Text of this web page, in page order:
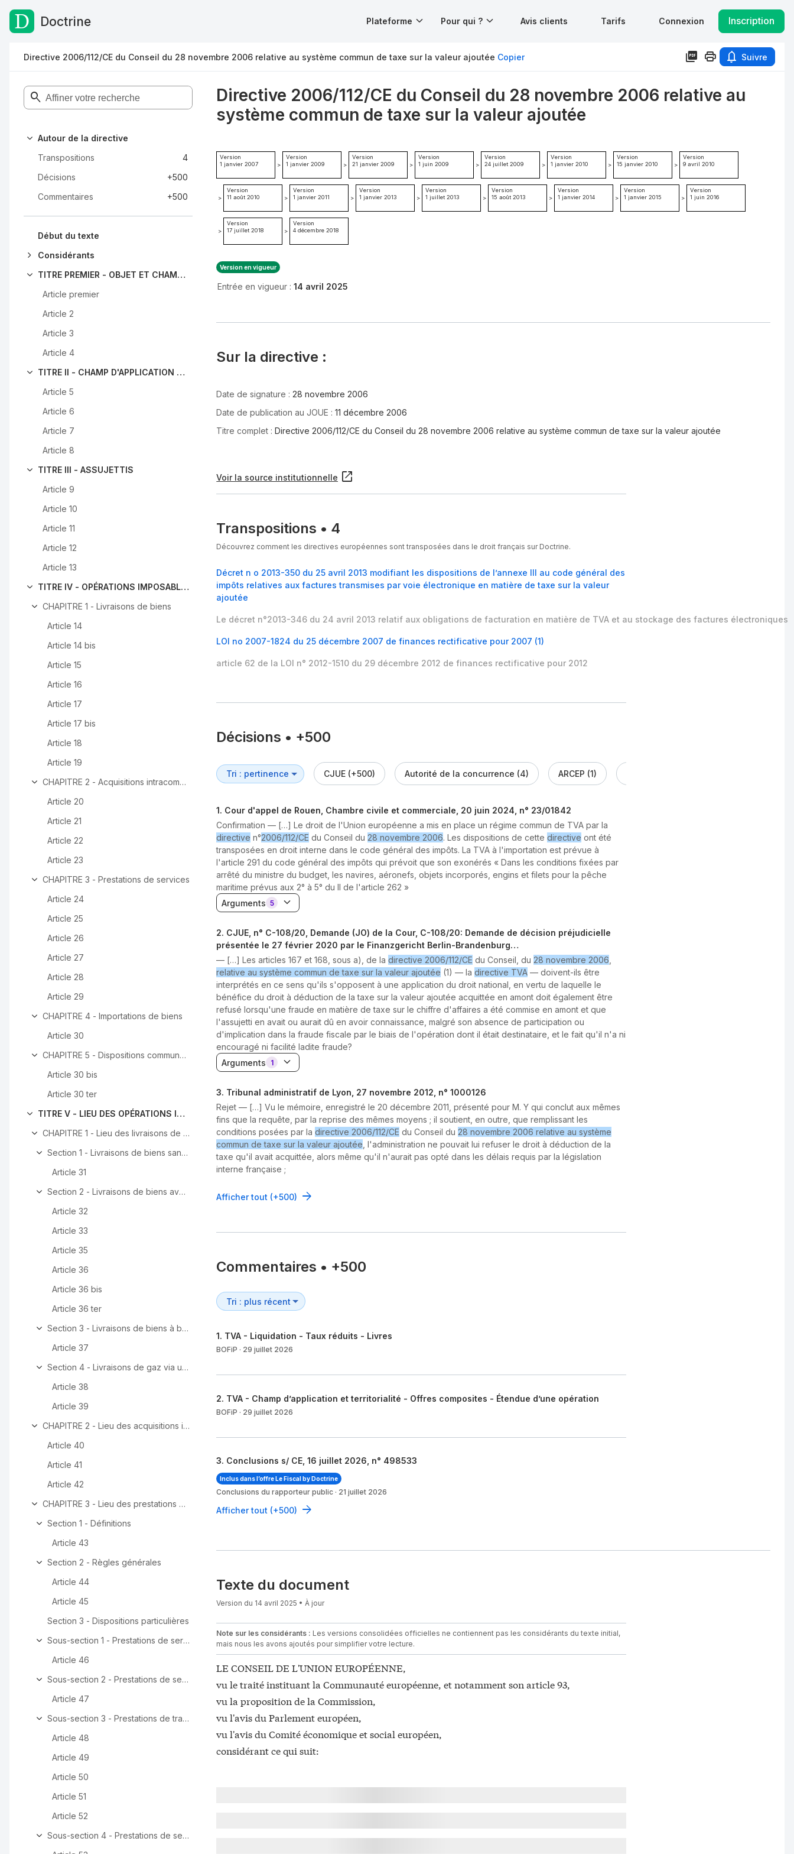
Passer au contenu
Doctrine Plateforme Pour qui ? Avis clients Tarifs Connexion Inscription
Directive 2006/112/CE du Conseil du 28 novembre 2006 relative au système commun de taxe sur la valeur ajoutée Copier Suivre
Autour de la directive
Transpositions
4
Décisions
+500
Commentaires
+500
Début du texte
Considérants
TITRE PREMIER - OBJET ET CHAMP D'APPLICATION
Article premier
Article 2
Article 3
Article 4
TITRE II - CHAMP D'APPLICATION TERRITORIAL
Article 5
Article 6
Article 7
Article 8
TITRE III - ASSUJETTIS
Article 9
Article 10
Article 11
Article 12
Article 13
TITRE IV - OPÉRATIONS IMPOSABLES
CHAPITRE 1 - Livraisons de biens
Article 14
Article 14 bis
Article 15
Article 16
Article 17
Article 17 bis
Article 18
Article 19
CHAPITRE 2 - Acquisitions intracommunautaires de biens
Article 20
Article 21
Article 22
Article 23
CHAPITRE 3 - Prestations de services
Article 24
Article 25
Article 26
Article 27
Article 28
Article 29
CHAPITRE 4 - Importations de biens
Article 30
CHAPITRE 5 - Dispositions communes aux chapitres 1 et 3
Article 30 bis
Article 30 ter
TITRE V - LIEU DES OPÉRATIONS IMPOSABLES
CHAPITRE 1 - Lieu des livraisons de biens
Section 1 - Livraisons de biens sans transport
Article 31
Section 2 - Livraisons de biens avec transport
Article 32
Article 33
Article 35
Article 36
Article 36 bis
Article 36 ter
Section 3 - Livraisons de biens à bord d'un bateau, d'un avion ou d'un train
Article 37
Section 4 - Livraisons de gaz via un système de gaz naturel, d'électricité, et de chaleur ou de froid via les réseaux de chauffage et de refroidissement
Article 38
Article 39
CHAPITRE 2 - Lieu des acquisitions intracommunautaires de biens
Article 40
Article 41
Article 42
CHAPITRE 3 - Lieu des prestations de services
Section 1 - Définitions
Article 43
Section 2 - Règles générales
Article 44
Article 45
Section 3 - Dispositions particulières
Sous-section 1 - Prestations de services des intermédiaires
Article 46
Sous-section 2 - Prestations de services rattachées à un bien immeuble
Article 47
Sous-section 3 - Prestations de transport
Article 48
Article 49
Article 50
Article 51
Article 52
Sous-section 4 - Prestations de services culturels, artistiques, sportifs, scientifiques, éducatifs et de divertissement et manifestations similaires, services accessoires au transport, expertises
Directive 2006/112/CE du Conseil du 28 novembre 2006 relative au
système commun de taxe sur la valeur ajoutée
Version
1 janvier 2007
>
Version
1 janvier 2009
>
Version
21 janvier 2009
>
Version
1 juin 2009
>
Version
24 juillet 2009
>
Version
1 janvier 2010
>
Version
15 janvier 2010
>
Version
9 avril 2010
>
Version
11 août 2010
>
Version
1 janvier 2011
>
Version
1 janvier 2013
>
Version
1 juillet 2013
>
Version
15 août 2013
>
Version
1 janvier 2014
>
Version
1 janvier 2015
>
Version
1 juin 2016
>
Version
17 juillet 2018
>
Version
4 décembre 2018
Version en vigueur
Entrée en vigueur : 14 avril 2025
Sur la directive :
Date de signature : 28 novembre 2006
Date de publication au JOUE : 11 décembre 2006
Titre complet : Directive 2006/112/CE du Conseil du 28 novembre 2006 relative au système commun de taxe sur la valeur ajoutée
Voir la source institutionnelle
Transpositions • 4
Découvrez comment les directives européennes sont transposées dans le droit français sur Doctrine.
Décret n o 2013-350 du 25 avril 2013 modifiant les dispositions de l’annexe III au code général des
impôts relatives aux factures transmises par voie électronique en matière de taxe sur la valeur
ajoutée
Le décret n°2013-346 du 24 avril 2013 relatif aux obligations de facturation en matière de TVA et au stockage des factures électroniques
LOI no 2007-1824 du 25 décembre 2007 de finances rectificative pour 2007 (1)
article 62 de la LOI n° 2012-1510 du 29 décembre 2012 de finances rectificative pour 2012
Décisions • +500
CJUE (+500) Autorité de la concurrence (4) ARCEP (1)
1. Cour d'appel de Rouen, Chambre civile et commerciale, 20 juin 2024, n° 23/01842
Confirmation — […] Le droit de l'Union européenne a mis en place un régime commun de TVA par la
directive n°2006/112/CE du Conseil du 28 novembre 2006. Les dispositions de cette directive ont été
transposées en droit interne dans le code général des impôts. La TVA à l'importation est prévue à
l'article 291 du code général des impôts qui prévoit que son exonérés « Dans les conditions fixées par
arrêté du ministre du budget, les navires, aéronefs, objets incorporés, engins et filets pour la pêche
maritime prévus aux 2° à 5° du II de l'article 262 »
Arguments 5
2. CJUE, n° C-108/20, Demande (JO) de la Cour, C-108/20: Demande de décision préjudicielle
présentée le 27 février 2020 par le Finanzgericht Berlin-Brandenburg…
— […] Les articles 167 et 168, sous a), de la directive 2006/112/CE du Conseil, du 28 novembre 2006
relative au système commun de taxe sur la valeur ajoutée (1) — la directive TVA — doivent-ils être
interprétés en ce sens qu'ils s'opposent à une application du droit national, en vertu de laquelle le
bénéfice du droit à déduction de la taxe sur la valeur ajoutée acquittée en amont doit également être
refusé lorsqu'une fraude en matière de taxe sur le chiffre d'affaires a été commise en amont et que
l'assujetti en avait ou aurait dû en avoir connaissance, malgré son absence de participation ou
d'implication dans la fraude fiscale par le biais de l'opération dont il était destinataire, et le fait qu'il n'a ni
encouragé ni facilité ladite fraude?
Arguments
1
3. Tribunal administratif de Lyon, 27 novembre 2012, n° 1000126
Rejet — […] Vu le mémoire, enregistré le 20 décembre 2011, présenté pour M. Y qui conclut aux mêmes
fins que la requête, par la reprise des mêmes moyens ; il soutient, en outre, que remplissant les
conditions posées par la directive 2006/112/CE du Conseil du 28 novembre 2006 relative au système
commun de taxe sur la valeur ajoutée , l'administration ne pouvait lui refuser le droit à déduction de la
taxe qu'il avait acquittée, alors même qu'il n'aurait pas opté dans les délais requis par la législation
interne française ;
Afficher tout (+500)
Commentaires • +500
1. TVA - Liquidation - Taux réduits - Livres
BOFiP · 29 juillet 2026
2. TVA - Champ d’application et territorialité - Offres composites - Étendue d’une opération
BOFiP · 29 juillet 2026
3. Conclusions s/ CE, 16 juillet 2026, n° 498533
Inclus dans l’offre Le Fiscal by Doctrine
Conclusions du rapporteur public · 21 juillet 2026
Afficher tout (+500)
Texte du document
Version du 14 avril 2025 • À jour
Note sur les considérants : Les versions consolidées officielles ne contiennent pas les considérants du texte initial,
mais nous les avons ajoutés pour simplifier votre lecture.
LE CONSEIL DE L'UNION EUROPÉENNE,
vu le traité instituant la Communauté européenne, et notamment son article 93,
vu la proposition de la Commission,
vu l'avis du Parlement européen,
vu l'avis du Comité économique et social européen,
considérant ce qui suit: